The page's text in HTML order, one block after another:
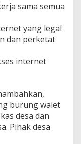
sama semua
yang legal
dan perketat
internet
burung walet
desa dan
Pihak desa